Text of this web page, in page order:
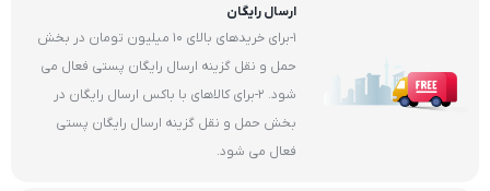
ارسال رایگان
1-برای خریدهای بالای 10 میلیون تومان در بخش
حمل و نقل گزینه ارسال رایگان پستی فعال می
شود. 2-برای کالاهای با باکس ارسال رایگان در
بخش حمل و نقل گزینه ارسال رایگان پستی
فعال می شود.